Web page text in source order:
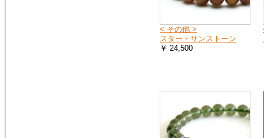
< その他 >
スター・サンストーン
￥ 24,500